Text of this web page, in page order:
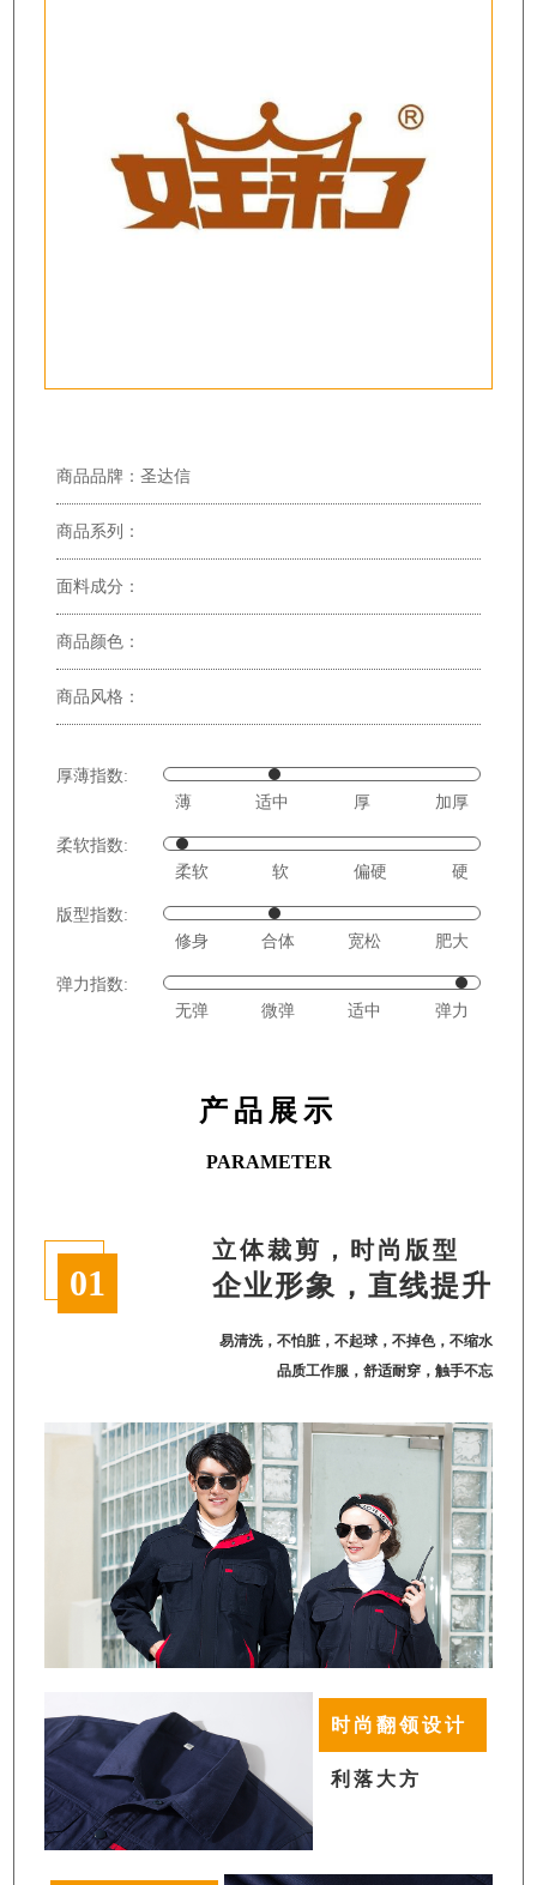
商品品牌：圣达信
商品系列：
面料成分：
商品颜色：
商品风格：
厚薄指数:
薄
适中 厚 加厚
柔软指数:
柔软
软 偏硬 硬
版型指数:
修身
合体 宽松 肥大
弹力指数:
无弹
微弹 适中 弹力
产品展示
PARAMETER
01
立体裁剪，时尚版型
企业形象，直线提升
易清洗，不怕脏，不起球，不掉色，不缩水
品质工作服，舒适耐穿，触手不忘
时尚翻领设计
利落大方